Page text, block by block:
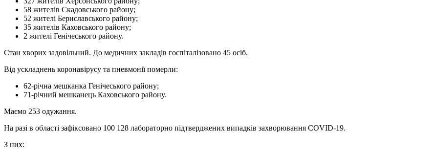
58 жителів Скадовського району;
52 жителі Бериславського району;
35 жителів Каховського району;
2 жителі Генічеського району.
Стан хворих задовільний. До медичних закладів госпіталізовано 45 осіб.
Від ускладнень коронавірусу та пневмонії померли:
62-річна мешканка Генічеського району;
71-річний мешканець Каховського району.
Маємо 253 одужання.
На разі в області зафіксовано 100 128 лабораторно підтверджених випадків захворювання СОVID-19.
З них: